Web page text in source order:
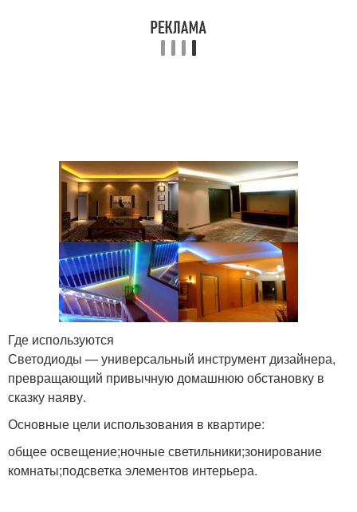
Где используются
Светодиоды — универсальный инструмент дизайнера,
превращающий привычную домашнюю обстановку в
сказку наяву.
Основные цели использования в квартире:
общее освещение;ночные светильники;зонирование
комнаты;подсветка элементов интерьера.